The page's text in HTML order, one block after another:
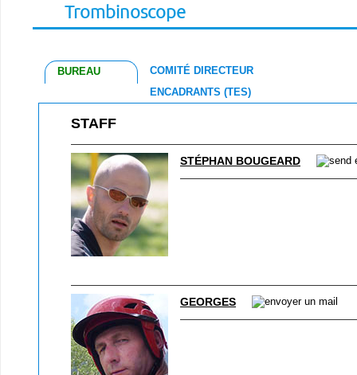
Trombinoscope
BUREAU
COMITÉ DIRECTEUR
ENCADRANTS (TES)
STAFF
STÉPHAN BOUGEARD
GEORGES